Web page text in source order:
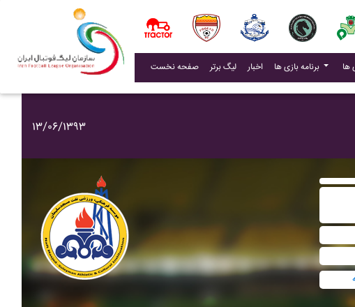
صفحه نخست لیگ برتر اخبار(current) برنامه بازی ها
۱۳/۰۶/۱۳۹۳